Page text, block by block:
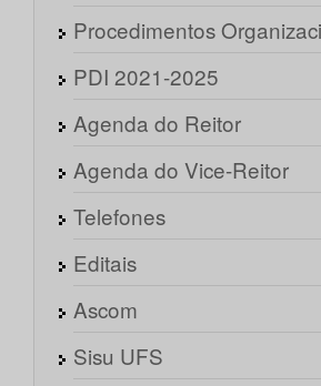
Procedimentos
PDI 2021-2025
Agenda do Reitor
Agenda do Vice-Reitor
Telefones
Editais
Ascom
Sisu UFS